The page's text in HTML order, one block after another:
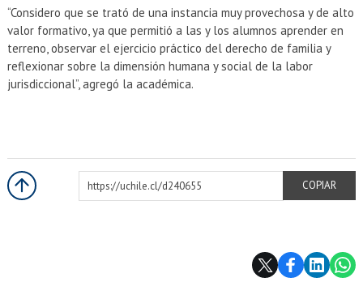
“Considero que se trató de una instancia muy provechosa y de alto
valor formativo, ya que permitió a las y los alumnos aprender en
terreno, observar el ejercicio práctico del derecho de familia y
reflexionar sobre la dimensión humana y social de la labor
jurisdiccional”, agregó la académica.
https://uchile.cl/d240655
COPIAR